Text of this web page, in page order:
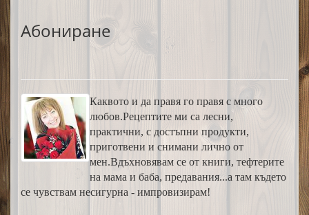
Абониране
Каквото и да правя го правя с много
любов.Рецептите ми са лесни,
практични, с достъпни продукти,
приготвени и снимани лично от
мен.Вдъхновявам се от книги, тефтерите
на мама и баба, предавания...а там където
се чувствам несигурна - импровизирам!